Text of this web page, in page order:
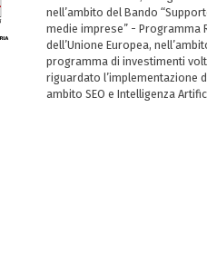
nell’ambito del Bando
medie imprese” - Programma
dell’Unione Europea,
programma di investimenti
riguardato l’implementazione
ambito SEO e Intelligenza